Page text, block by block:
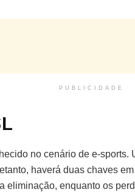
PUBLICIDADE
no cenário de e-
haverá duas chaves
eliminação, enquanto os